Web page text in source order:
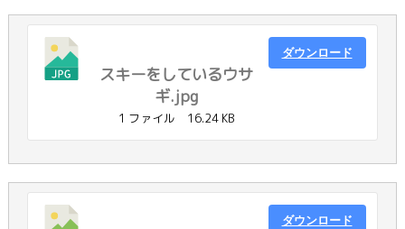
スキーをしているウサ
ギ.jpg
1 ファイル 16.24 KB
ダウンロード
ダウンロード